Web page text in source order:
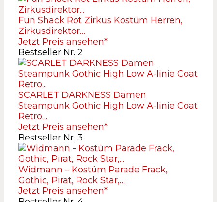
Fun Shack Rot Zirkus Kostüm Herren,
Zirkusdirektor…
Jetzt Preis ansehen*
Bestseller Nr. 2
SCARLET DARKNESS Damen
Steampunk Gothic High Low A-linie Coat
Retro…
Jetzt Preis ansehen*
Bestseller Nr. 3
Widmann – Kostüm Parade Frack,
Gothic, Pirat, Rock Star,…
Jetzt Preis ansehen*